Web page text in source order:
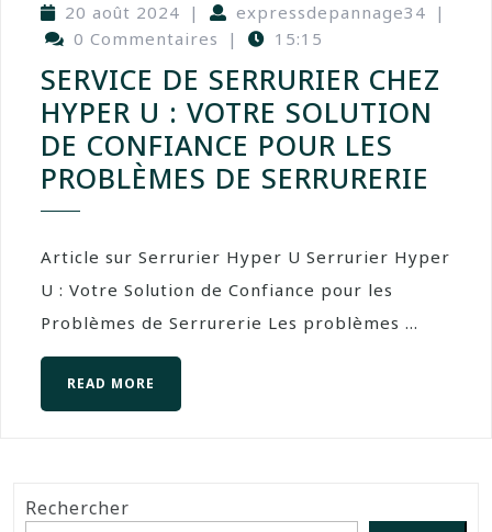
20 août 2024 | expressdepannage34 |
0 Commentaires
| 15:15
SERVICE DE SERRURIER CHEZ
HYPER U : VOTRE SOLUTION
DE CONFIANCE POUR LES
PROBLÈMES DE SERRURERIE
Article sur Serrurier Hyper U Serrurier Hyper
U : Votre Solution de Confiance pour les
Problèmes de Serrurerie Les problèmes ...
READ MORE
Rechercher